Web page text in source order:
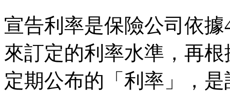
宣告利率是保險公司依
來訂定的利率水準，再
定期公布的「利率」，